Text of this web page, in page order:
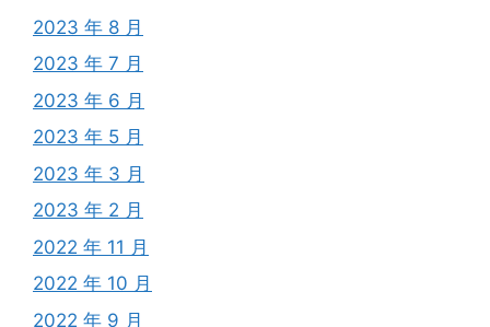
2023 年 8 月
2023 年 7 月
2023 年 6 月
2023 年 5 月
2023 年 3 月
2023 年 2 月
2022 年 11 月
2022 年 10 月
2022 年 9 月